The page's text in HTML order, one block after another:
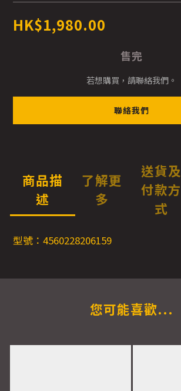
HK$1,980.00
售完
若想購買，請聯絡我們。
聯絡我們
商品描
述
了解更
多
送貨及
付款方
式
型號：4560228206159
您可能喜歡...